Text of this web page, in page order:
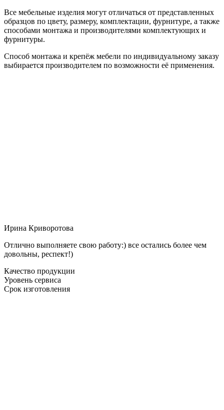
Все мебельные изделия могут отличаться от представленных
образцов по цвету, размеру, комплектации, фурнитуре, а также
способами монтажа и производителями комплектующих и
фурнитуры.
Способ монтажа и крепёж мебели по индивидуальному заказу
выбирается производителем по возможности её применения.
Ирина Криворотова
Отлично выполняете свою работу:) все остались более чем
довольны, респект!)
Качество продукции
Уровень сервиса
Срок изготовления